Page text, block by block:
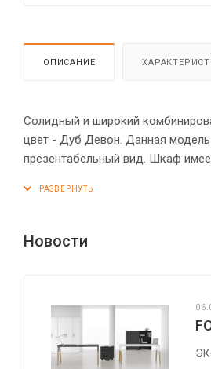
ОПИСАНИЕ
Солидный и широкий
цвет - Дуб Девон. Данная
презентабельный вид. Шкаф
верхние – стеклянными
устойчивость на неровном полу.
Новости